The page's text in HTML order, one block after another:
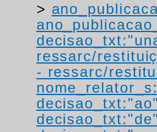
>
ressarc/
- ressarc/
decisao_txt:"ao"
decisao_txt:"de"